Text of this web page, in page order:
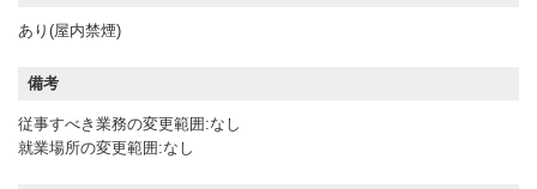
あり(屋内禁煙)
備考
従事すべき業務の変更範囲:なし
就業場所の変更範囲:なし